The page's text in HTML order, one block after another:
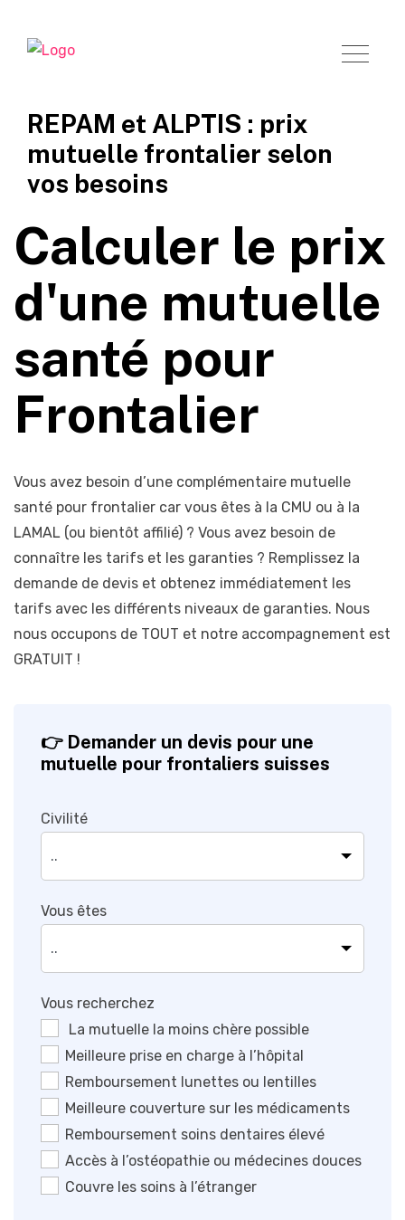
REPAM et ALPTIS : prix
mutuelle frontalier selon
vos besoins
Tarif mutuelle Frontalier 2025
Calculer le prix
d'une mutuelle
santé pour
Frontalier
Vous avez besoin d’une complémentaire mutuelle
santé pour frontalier car vous êtes à la CMU ou à la
LAMAL (ou bientôt affilié) ? Vous avez besoin de
connaître les tarifs et les garanties ? Remplissez la
demande de devis et obtenez immédiatement les
tarifs avec les différents niveaux de garanties. Nous
nous occupons de TOUT et notre accompagnement est
GRATUIT !
👉 Demander un devis pour une
mutuelle pour frontaliers suisses
Civilité
Vous êtes
Vous recherchez
La mutuelle la moins chère possible
Meilleure prise en charge à l’hôpital
Remboursement lunettes ou lentilles
Meilleure couverture sur les médicaments
Remboursement soins dentaires élevé
Accès à l’ostéopathie ou médecines douces
Couvre les soins à l’étranger